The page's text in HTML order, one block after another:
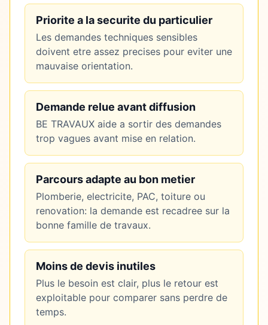
Priorite a la securite du particulier
Les demandes techniques sensibles
doivent etre assez precises pour eviter une
mauvaise orientation.
Demande relue avant diffusion
BE TRAVAUX aide a sortir des demandes
trop vagues avant mise en relation.
Parcours adapte au bon metier
Plomberie, electricite, PAC, toiture ou
renovation: la demande est recadree sur la
bonne famille de travaux.
Moins de devis inutiles
Plus le besoin est clair, plus le retour est
exploitable pour comparer sans perdre de
temps.